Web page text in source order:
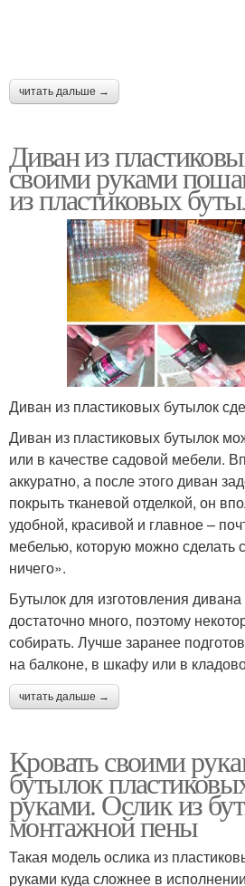
читать дальше →
Диван из
своими руками
из пластиковых
Диван из пластиковых бутылок
Диван из пластиковых бутылок
или в качестве садовой мебели.
аккуратно, а после этого диван
покрыть тканевой отделкой, он
удобной, красивой и главное –
мебелью, которую можно сделать
ничего».
Бутылок для изготовления
достаточно много, поэтому
собирать. Лучше заранее
на балконе, в шкафу или в
читать дальше →
Кровать своими
бутылок
руками. Ослик из
монтажной пены
Такая модель ослика из
руками куда сложнее в